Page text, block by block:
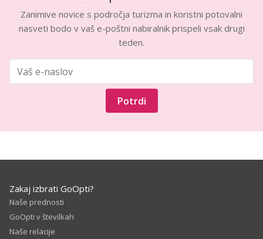
Zanimive novice s področja turizma in koristni potovalni
nasveti bodo v vaš e-poštni nabiralnik prispeli vsak drugi
teden.
Potrdi
Zakaj izbrati GoOpti?
Naše prednosti
GoOpti v številkah
Naše relacije